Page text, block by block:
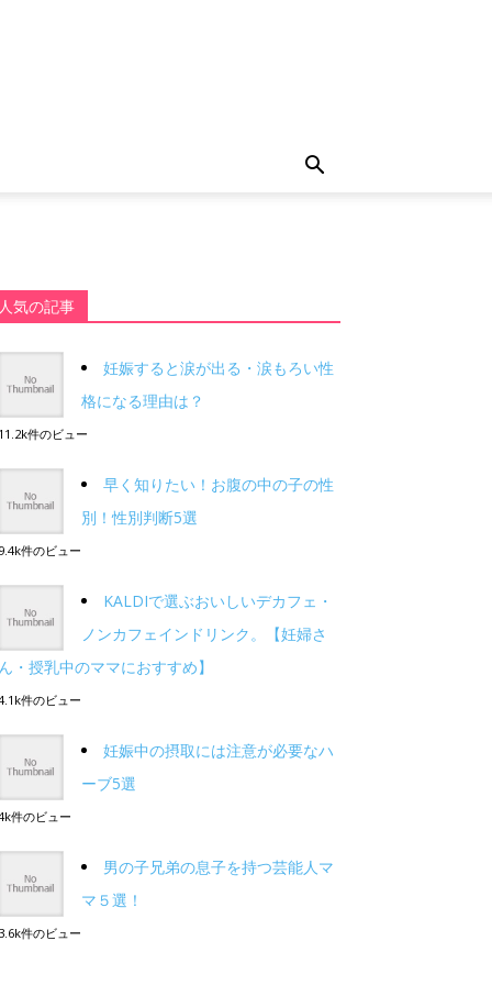
人気の記事
妊娠すると涙が出る・涙もろい性
格になる理由は？
11.2k件のビュー
早く知りたい！お腹の中の子の性
別！性別判断5選
9.4k件のビュー
KALDIで選ぶおいしいデカフェ・
ノンカフェインドリンク。【妊婦さ
ん・授乳中のママにおすすめ】
件のビュー
妊娠中の摂取には注意が必要なハ
ーブ5選
件のビュー
男の子兄弟の息子を持つ芸能人マ
マ５選！
3.6k件のビュー